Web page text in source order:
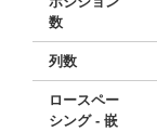
数
列数
ロースペー
シング - 嵌